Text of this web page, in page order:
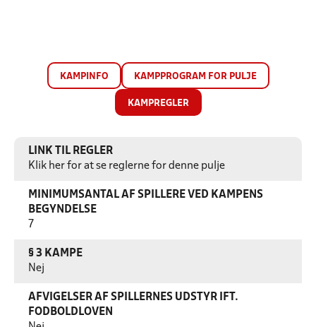
KAMPINFO KAMPPROGRAM FOR PULJE
KAMPREGLER
LINK TIL REGLER
Klik her for at se reglerne for denne pulje
MINIMUMSANTAL AF SPILLERE VED KAMPENS
BEGYNDELSE
7
§ 3 KAMPE
Nej
AFVIGELSER AF SPILLERNES UDSTYR IFT.
FODBOLDLOVEN